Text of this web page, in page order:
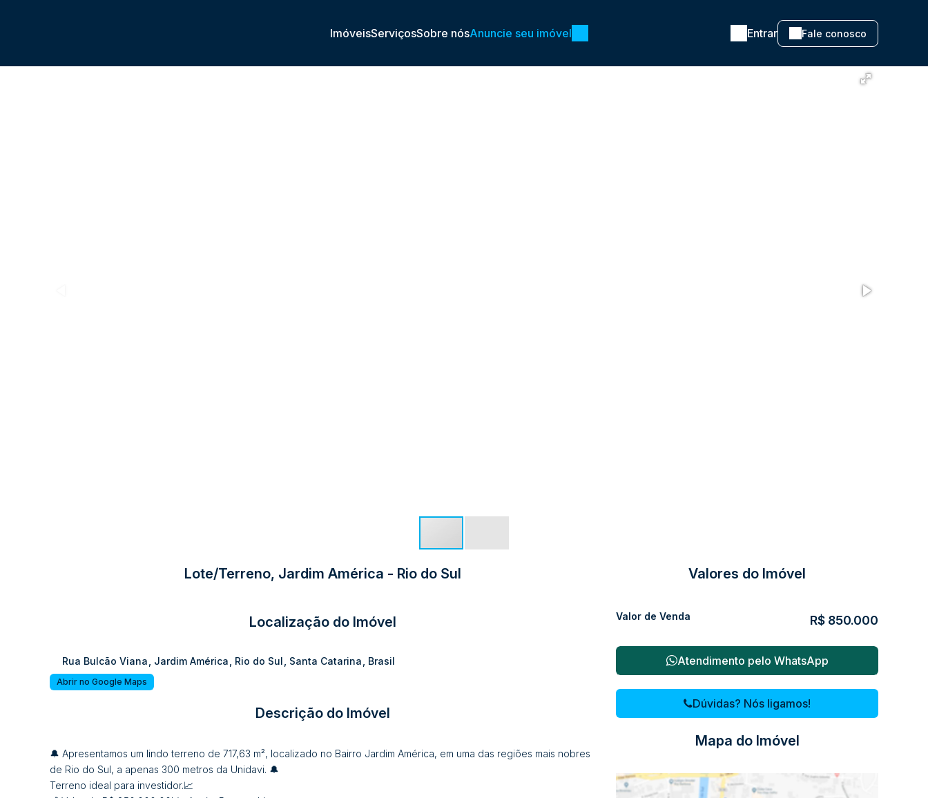
Fale conosco
Entrar
Anuncie seu imóvel
Sobre nós
Serviços
Imóveis
Lote/Terreno, Jardim América - Rio do Sul
Localização do Imóvel
Rua Bulcão Viana Jardim América Rio do Sul Santa Catarina Brasil
Abrir no Google Maps
Descrição do Imóvel
🔔 Apresentamos um lindo terreno de 717,63 m², localizado no Bairro Jardim América, em uma das regiões mais nobres
de Rio do Sul, a apenas 300 metros da Unidavi. 🔔
Terreno ideal para investidor.📈
Valores do Imóvel
R$ 850.000
Valor de Venda
Atendimento pelo WhatsApp
Dúvidas? Nós ligamos!
Mapa do Imóvel